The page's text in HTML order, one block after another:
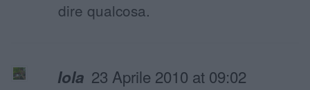
dire qualcosa.
lola 23 Aprile 2010 at 09:02